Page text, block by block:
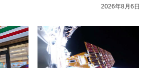
2026年8月6日